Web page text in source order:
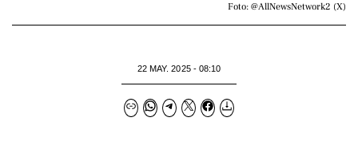
Foto: @AllNewsNetwork2 (X)
22 MAY. 2025 - 08:10